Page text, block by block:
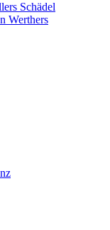
Schädel
Werthers